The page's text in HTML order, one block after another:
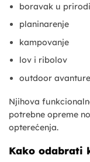
boravak u prirodi
planinarenje
kampovanje
lov i ribolov
outdoor avanture
Njihova
potrebne opreme
opterećenja.
Kako odabrati